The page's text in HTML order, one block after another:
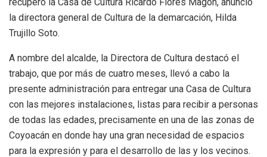
la directora general de Cultura de la demarcación, Hilda
Trujillo Soto.
A nombre del alcalde, la Directora de Cultura destacó el
trabajo, que por más de cuatro meses, llevó a cabo la
presente administración para entregar una Casa de Cultura
con las mejores instalaciones, listas para recibir a personas
de todas las edades, precisamente en una de las zonas de
Coyoacán en donde hay una gran necesidad de espacios
para la expresión y para el desarrollo de las y los vecinos.